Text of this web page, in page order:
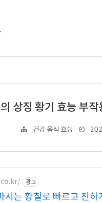
상징 황기 효능 부
건강 음식 효능
광고
시는 황칠로 빠르고 진하